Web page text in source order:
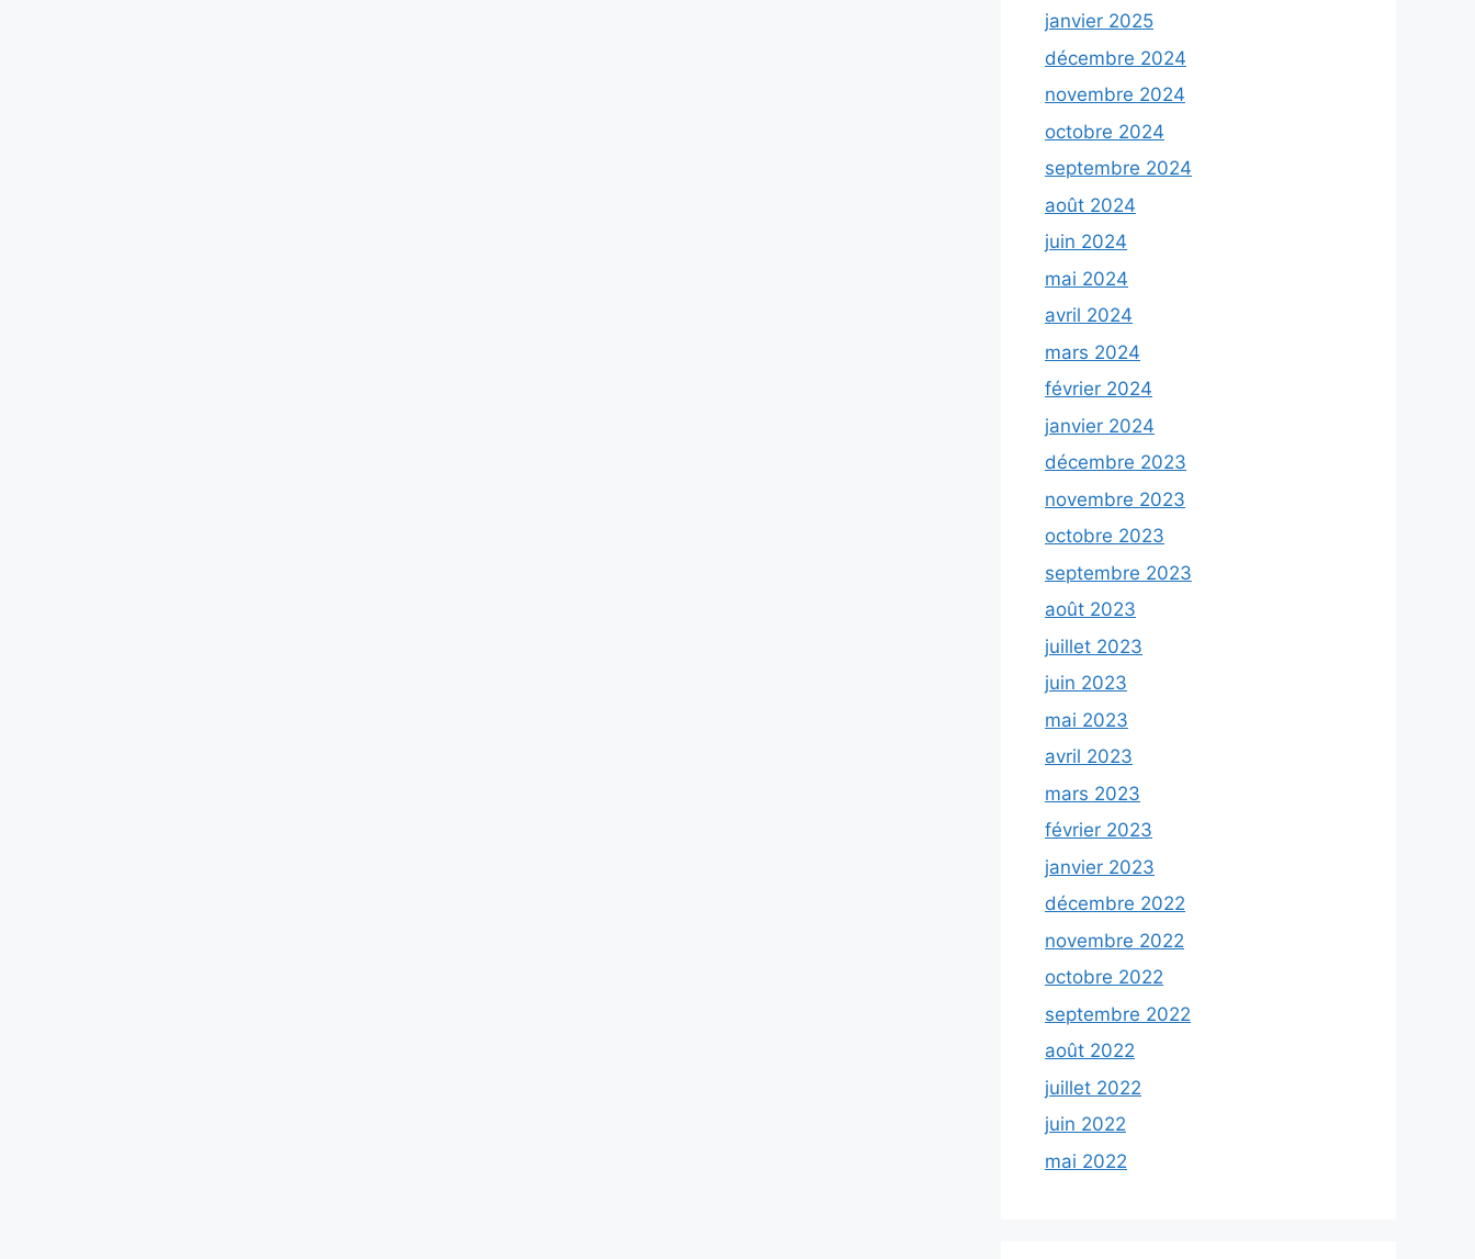
janvier 2025
décembre 2024
novembre 2024
octobre 2024
septembre 2024
août 2024
juin 2024
mai 2024
avril 2024
mars 2024
février 2024
janvier 2024
décembre 2023
novembre 2023
octobre 2023
septembre 2023
août 2023
juillet 2023
juin 2023
mai 2023
avril 2023
mars 2023
février 2023
janvier 2023
décembre 2022
novembre 2022
octobre 2022
septembre 2022
août 2022
juillet 2022
juin 2022
mai 2022